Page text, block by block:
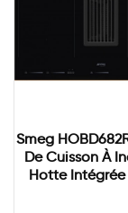
Smeg
De Cuisson À
Hotte